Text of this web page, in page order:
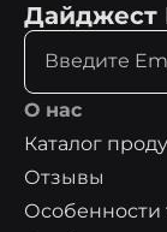
Дайджест
О нас
Каталог
Отзывы
Особенности